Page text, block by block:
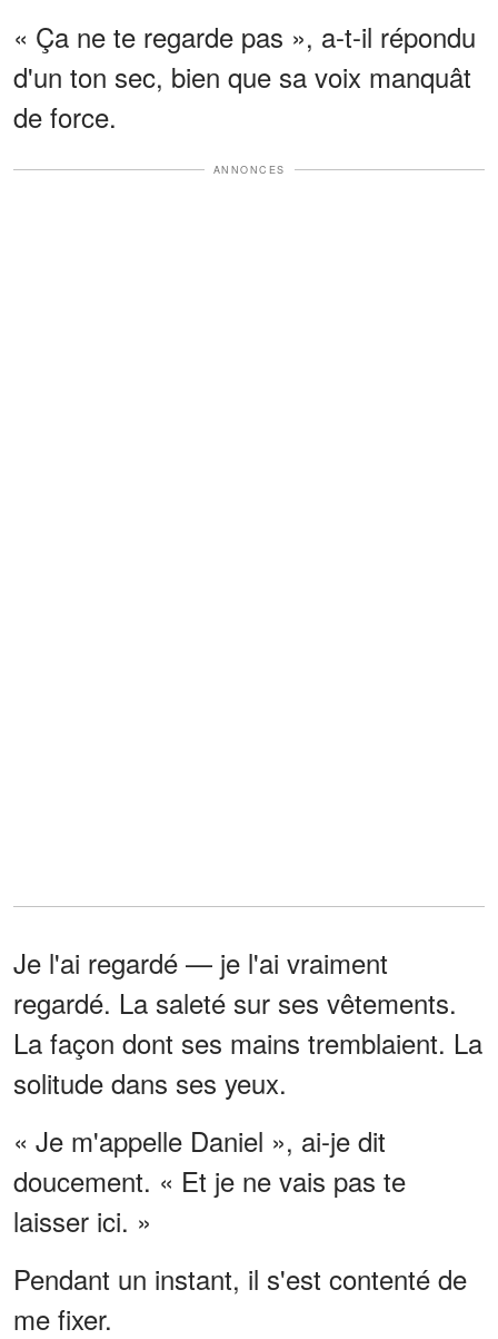
« Ça ne te regarde pas », a-t-il répondu
d'un ton sec, bien que sa voix manquât
de force.
ANNONCES
Je l'ai regardé — je l'ai vraiment
regardé. La saleté sur ses vêtements.
La façon dont ses mains tremblaient. La
solitude dans ses yeux.
« Je m'appelle Daniel », ai-je dit
doucement. « Et je ne vais pas te
laisser ici. »
Pendant un instant, il s'est contenté de
me fixer.